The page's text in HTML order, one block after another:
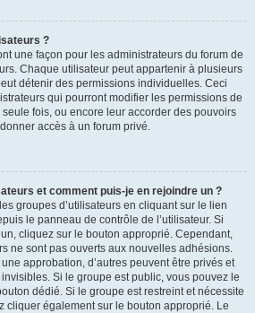
?
une façon pour les administrateurs du forum de
Chaque utilisateur peut appartenir à plusieurs
détenir des permissions individuelles. Ceci
qui pourront modifier les permissions de
fois, ou encore leur accorder des pouvoirs
accès à un forum privé.
et comment puis-je en rejoindre un ?
groupes d’utilisateurs en cliquant sur le lien
le panneau de contrôle de l’utilisateur. Si
cliquez sur le bouton approprié. Cependant,
ne sont pas ouverts aux nouvelles adhésions.
approbation, d’autres peuvent être privés et
Si le groupe est public, vous pouvez le
dédié. Si le groupe est restreint et nécessite
cliquer également sur le bouton approprié. Le